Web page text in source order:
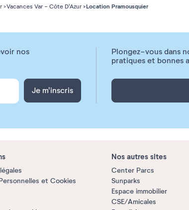
Vacances Var - Côte D'Azur Location Pramousquier
nos
Je m'inscris
Plongez-vous dans
pratiques et bonnes
et Cookies
Nos autres sites
Center Parcs
Sunparks
Espace immobilier
CSE/Amicales